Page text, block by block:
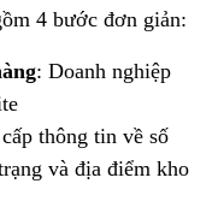
4 bước đơn giản:
: Doanh nghiệp
thông tin về số
và địa điểm kho